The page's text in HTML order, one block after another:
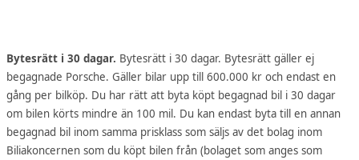
Bytesrätt i 30 dagar. Bytesrätt i 30 dagar. Bytesrätt gäller ej
begagnade Porsche. Gäller bilar upp till 600.000 kr och endast en
gång per bilköp. Du har rätt att byta köpt begagnad bil i 30 dagar
om bilen körts mindre än 100 mil. Du kan endast byta till en annan
begagnad bil inom samma prisklass som säljs av det bolag inom
Biliakoncernen som du köpt bilen från (bolaget som anges som